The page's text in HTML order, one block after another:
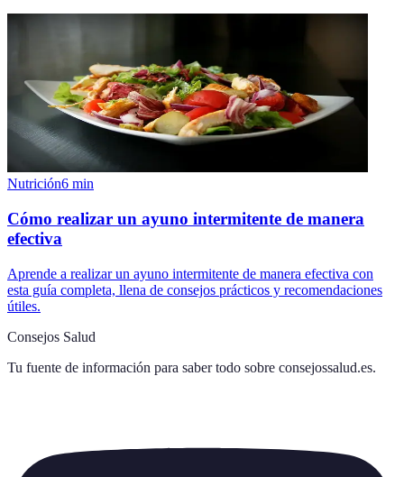
Nutrición6 min
Cómo realizar un ayuno intermitente de manera
efectiva
Aprende a realizar un ayuno intermitente de manera efectiva con
esta guía completa, llena de consejos prácticos y recomendaciones
útiles.
Consejos Salud
Tu fuente de información para saber todo sobre consejossalud.es.